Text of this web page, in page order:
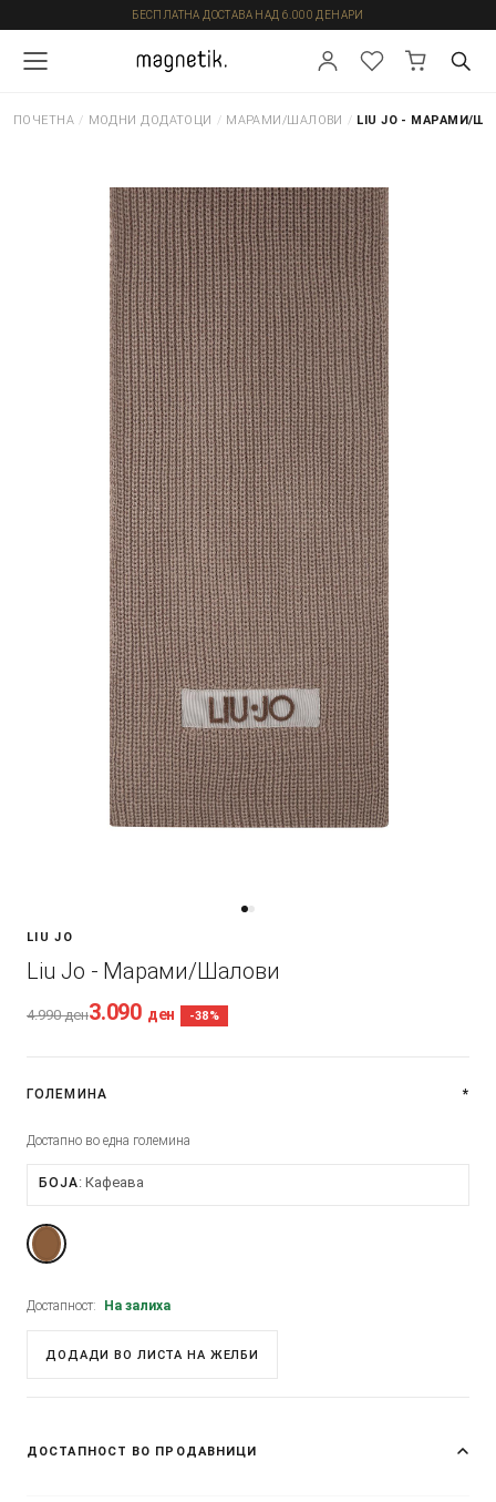
БЕСПЛАТНА ДОСТАВА НАД 6.000 ДЕНАРИ
ПОЧЕТНА / МОДНИ ДОДАТОЦИ / МАРАМИ/ШАЛОВИ / LIU JO - МАРАМИ/
LIU JO
Liu Jo - Марами/Шалови
4.990ден3.090 ден -38%
ГОЛЕМИНА *
Достапно во една големина
БОЈА Кафеава
Достапност: На залиха
ДОДАДИ ВО ЛИСТА НА ЖЕЛБИ
ДОСТАПНОСТ ВО ПРОДАВНИЦИ